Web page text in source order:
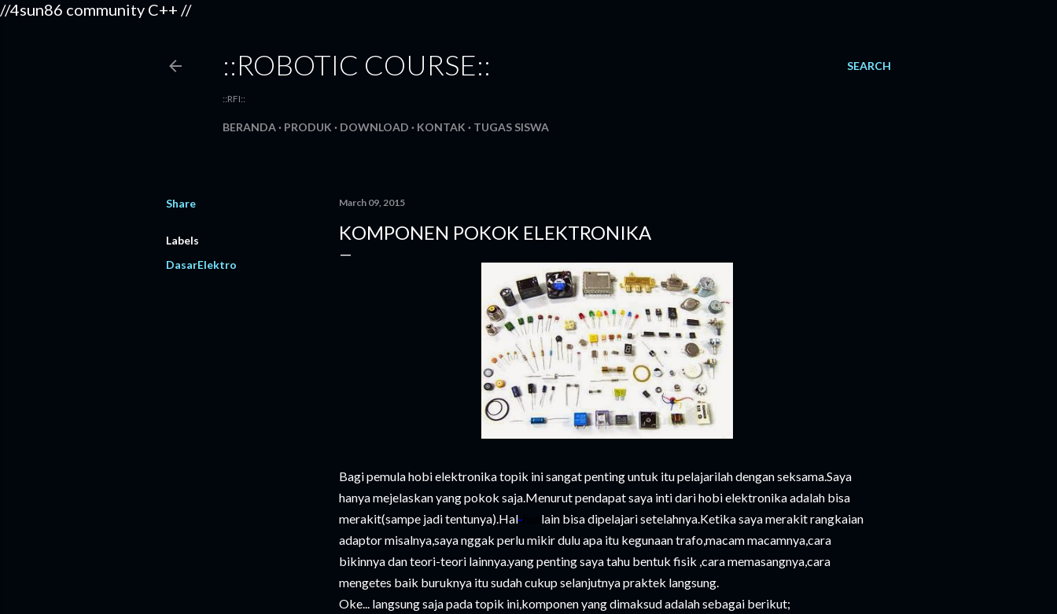
//4sun86 community C++ //
SEARCH
::ROBOTIC COURSE::
::RFI::
BERANDA PRODUK DOWNLOAD KONTAK TUGAS SISWA
Share
Labels
DasarElektro
March 09, 2015
KOMPONEN POKOK ELEKTRONIKA
Bagi pemula hobi elektronika topik ini sangat penting untuk itu pelajarilah dengan seksama.Saya
hanya mejelaskan yang pokok saja.Menurut pendapat saya inti dari hobi elektronika adalah bisa
merakit(sampe jadi tentunya).Hal-
lain bisa dipelajari setelahnya.Ketika saya merakit rangkaian
adaptor misalnya,saya nggak perlu mikir dulu apa itu kegunaan trafo,macam macamnya,cara
bikinnya dan teori-teori lainnya.yang penting saya tahu bentuk fisik ,cara memasangnya,cara
mengetes baik buruknya itu sudah cukup selanjutnya praktek langsung.
Oke... langsung saja pada topik ini,komponen yang dimaksud adalah sebagai berikut;